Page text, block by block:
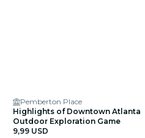
Pemberton Place
Highlights of Downtown Atlanta
Outdoor Exploration Game
9,99 USD